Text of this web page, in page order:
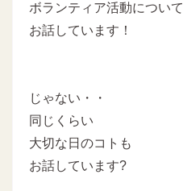
ボランティア活動について
お話しています！
じゃない・・
同じくらい
大切な日のコトも
お話しています?